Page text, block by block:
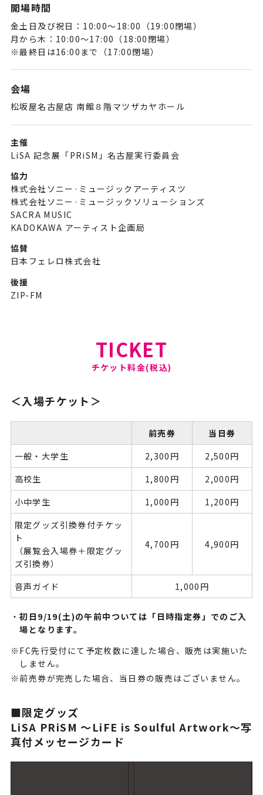
開場時間
金土日及び祝日：10:00〜18:00（19:00閉場）
月から木：10:00〜17:00（18:00閉場）
※最終日は16:00まで（17:00閉場）
会場
松坂屋名古屋店 南館８階マツザカヤホール
主催
LiSA 記念展「PRiSM」名古屋実行委員会
協力
株式会社ソニー·ミュージックアーティスツ
株式会社ソニー·ミュージックソリューションズ
SACRA MUSIC
KADOKAWA アーティスト企画局
協賛
日本フェレロ株式会社
後援
ZIP-FM
TICKET
＜入場チケット＞
前売券
当日券
一般・大学生
2,300円
2,500円
高校生
1,800円
2,000円
小中学生
1,000円
1,200円
限定グッズ引換券付チケッ
ト
（展覧会入場券＋限定グッ
ズ引換券）
4,700円 4,900円
音声ガイド 1,000円
初日9/19(土)の午前中ついては「日時指定券」でのご入
場となります。
FC先行受付にて予定枚数に達した場合、販売は実施いた
しません。
前売券が完売した場合、当日券の販売はございません。
■限定グッズ
LiSA PRiSM ～LiFE is Soulful Artwork～写
真付メッセージカード